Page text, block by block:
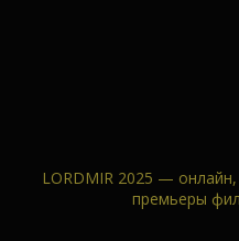
LORDMIR 2025 —
премьеры